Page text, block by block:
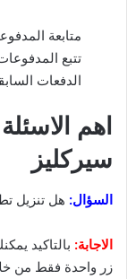
متابعة
تتبع
الدفعات
اهم
سيركليز
السؤال: هل تنزيل
الاجابة: بالتاكيد
زر واحدة فقط من